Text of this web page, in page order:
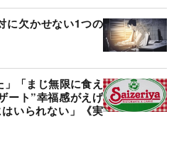
に欠かせない1つの
」「まじ無限に食え
ート”幸福感がえげ
いられない」《実